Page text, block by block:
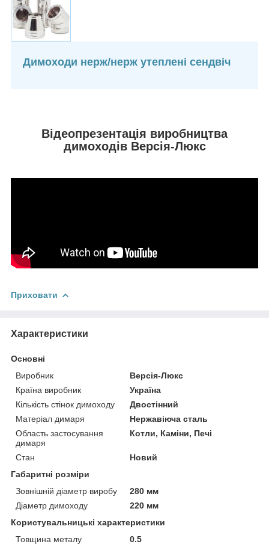
Димоходи нерж/нерж утеплені сендвіч
Відеопрезентація виробництва
димоходів Версія-Люкс
Приховати
Характеристики
Основні
Виробник
Версія-Люкс
Країна виробник
Україна
Кількість стінок димоходу
Двостінний
Матеріал димаря
Нержавіюча сталь
Область застосування
димаря
Котли, Каміни, Печі
Стан
Новий
Габаритні розміри
Зовнішній діаметр виробу
280 мм
Діаметр димоходу
220 мм
Користувальницькі характеристики
Товщина металу
0.5